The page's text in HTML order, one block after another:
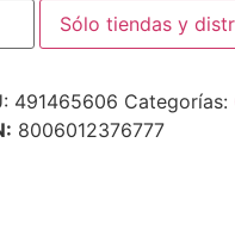
Sólo tiendas y
491465606 Categorías:
8006012376777